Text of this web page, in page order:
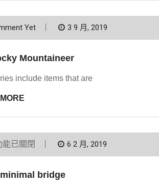
Yet 3 9 月, 2019
Mountaineer
include items that are
能已關閉 6 2 月, 2019
bridge